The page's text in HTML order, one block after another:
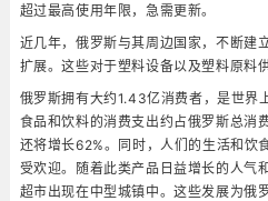
超过最高使用年限，急需更新。
近几年，俄罗斯与其周边国家，不断建
扩展。这些对于塑料设备以及塑料原料
俄罗斯拥有大约1.43亿消费者，是世界
食品和饮料的消费支出约占俄罗斯总消
还将增长62%。同时，人们的生活和饮
受欢迎。随着此类产品日益增长的人气
超市出现在中型城镇中。这些发展为俄